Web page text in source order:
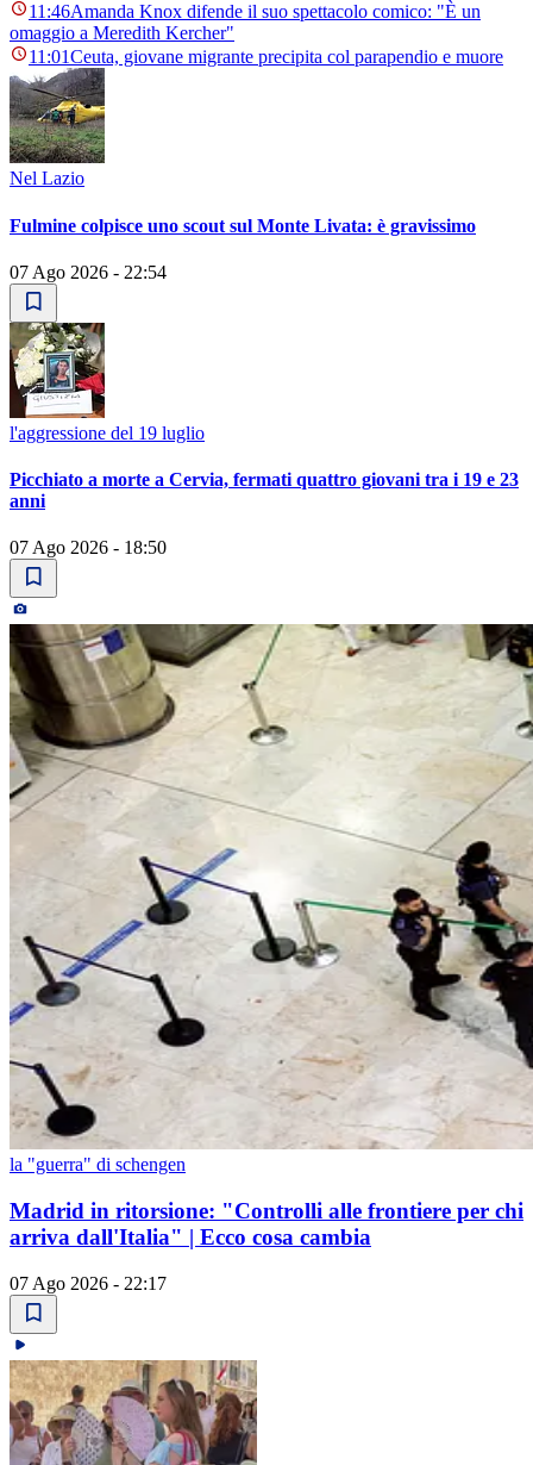
11:46Amanda Knox difende il suo spettacolo comico: "È un
omaggio a Meredith Kercher"
11:01Ceuta, giovane migrante precipita col parapendio e muore
Nel Lazio
Fulmine colpisce uno scout sul Monte Livata: è gravissimo
07 Ago 2026 - 22:54
l'aggressione del 19 luglio
Picchiato a morte a Cervia, fermati quattro giovani tra i 19 e 23
anni
07 Ago 2026 - 18:50
la "guerra" di schengen
Madrid in ritorsione: "Controlli alle frontiere per chi
arriva dall'Italia" | Ecco cosa cambia
07 Ago 2026 - 22:17